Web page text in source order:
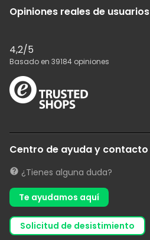
Opiniones reales de usuarios
4,2/5
Basado en 39184 opiniones
Centro de ayuda y contacto
¿Tienes alguna duda?
Te ayudamos aquí
solicitud de desistimiento